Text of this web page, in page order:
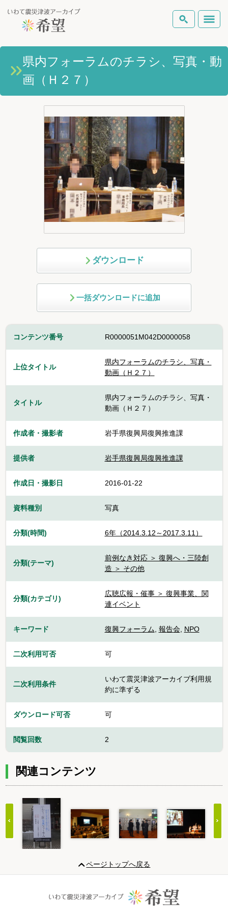
いわて震災津波アーカイブとは
岩手県の被害状況
ピックアップコンテンツ
Foreign Laguage
検索
県内フォーラムのチラシ、写真・動
画（Ｈ２７）
ダウンロード
一括ダウンロードに追加
コンテンツ番号 R0000051M042D0000058
上位タイトル
県内フォーラムのチラシ、写真・
動画（Ｈ２７）
タイトル
県内フォーラムのチラシ、写真・
動画（Ｈ２７）
作成者・撮影者 岩手県復興局復興推進課
提供者 岩手県復興局復興推進課
作成日・撮影日 2016-01-22
資料種別 写真
分類(時間) 6年（2014.3.12～2017.3.11）
分類(テーマ)
前例なき対応 ＞ 復興へ・三陸創
造 ＞ その他
分類(カテゴリ)
広聴広報・催事 ＞ 復興事業、関
連イベント
キーワード 復興フォーラム, 報告会, NPO
二次利用可否 可
二次利用条件
いわて震災津波アーカイブ利用規
約に準ずる
ダウンロード可否 可
閲覧回数 2
関連コンテンツ
20
ページトップへ戻る